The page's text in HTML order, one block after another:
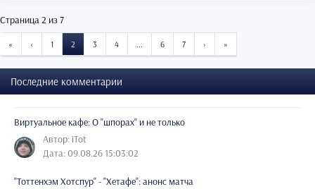
Страница 2 из 7
« START‹ PREVIOUS
1 2 3 4 ... 6 7 › »
Последние комментарии
Виртуальное кафе: О "шпорах" и не только
Автор: iTot
Дата: 09.08.26 15:03:02
"Тоттенхэм Хотспур" - "Хетафе": анонс матча